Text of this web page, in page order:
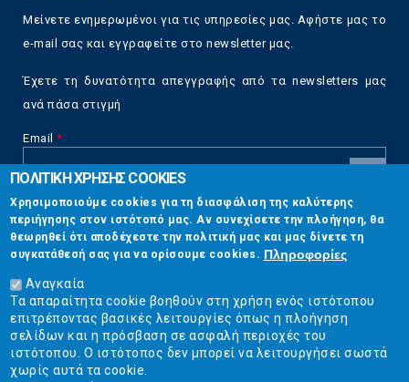
Μείνετε ενημερωμένοι για τις υπηρεσίες μας. Αφήστε μας το
e-mail σας και εγγραφείτε στο newsletter μας.
Έχετε τη δυνατότητα απεγγραφής από τα newsletters μας
ανά πάσα στιγμή
Email *
CAPTCHA
This
question is
for testing
whether or
not you are a
human visitor
and to
prevent
automated
spam
Επικοινωνία
Στουρνάρη 17, Αθήνα 10683
2103304444
info@ekpizo.gr
www.ekpizo.gr
ΠΟΛΙΤΙΚΗ ΧΡΗΣΗΣ COOKIES
Χρησιμοποιούμε cookies για τη διασφάλιση της καλύτερης
περιήγησης στον ιστότοπό μας. Αν συνεχίσετε την πλοήγηση, θα
θεωρηθεί ότι αποδέχεστε την πολιτική μας και μας δίνετε τη
συγκατάθεσή σας για να ορίσουμε cookies. Πληροφορίες
Αναγκαία
Τα απαραίτητα cookie βοηθούν στη χρήση ενός ιστότοπου
επιτρέποντας βασικές λειτουργίες όπως η πλοήγηση
σελίδων και η πρόσβαση σε ασφαλή περιοχές του
ιστότοπου. Ο ιστότοπος δεν μπορεί να λειτουργήσει σωστά
χωρίς αυτά τα cookie.